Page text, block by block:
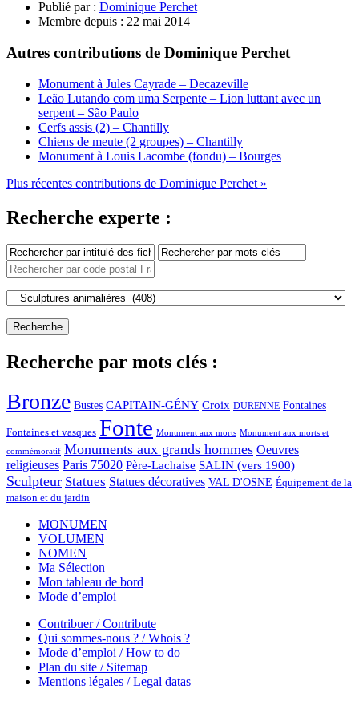
Publié par : Dominique Perchet
Membre depuis : 22 mai 2014
Autres contributions de Dominique Perchet
Monument à Jules Cayrade – Decazeville
Leão Lutando com uma Serpente – Lion luttant avec un
serpent – São Paulo
Cerfs assis (2) – Chantilly
Chiens de meute (2 groupes) – Chantilly
Monument à Louis Lacombe (fondu) – Bourges
Plus récentes contributions de Dominique Perchet »
Recherche experte :
Recherche par mots clés :
Bronze Bustes CAPITAIN-GÉNY Croix DURENNE Fontaines
Fontaines et vasques Fonte Monument aux morts Monument aux morts et
commémoratif Monuments aux grands hommes Oeuvres
religieuses Paris 75020 Père-Lachaise SALIN (vers 1900)
Sculpteur Statues Statues décoratives VAL D'OSNE Équipement de la
maison et du jardin
MONUMEN
VOLUMEN
NOMEN
Ma Sélection
Mon tableau de bord
Mode d’emploi
Contribuer / Contribute
Qui sommes-nous ? / Whois ?
Mode d’emploi / How to do
Plan du site / Sitemap
Mentions légales / Legal datas